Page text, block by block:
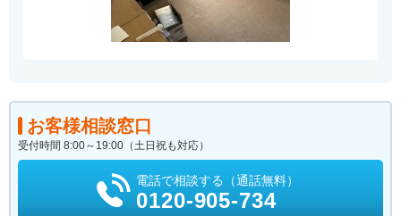
お客様相談窓口
受付時間 8:00～19:00（土日祝も対応）
電話で相談する（通話無料）
0120-905-734